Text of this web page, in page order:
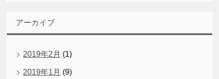
アーカイブ
2019年2月 (1)
2019年1月 (9)